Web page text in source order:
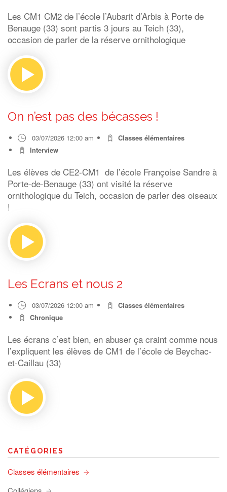
Les CM1 CM2 de l’école l’Aubarit d’Arbis à Porte de
Benauge (33) sont partis 3 jours au Teich (33),
occasion de parler de la réserve ornithologique
On n’est pas des bécasses !
03/07/2026 12:00 am
Classes élémentaires
Interview
Les élèves de CE2-CM1 de l’école Françoise Sandre à
Porte-de-Benauge (33) ont visité la réserve
ornithologique du Teich, occasion de parler des oiseaux
!
Les Ecrans et nous 2
03/07/2026 12:00 am
Classes élémentaires
Chronique
Les écrans c’est bien, en abuser ça craint comme nous
l’expliquent les élèves de CM1 de l’école de Beychac-
et-Caillau (33)
CATÉGORIES
Classes élémentaires